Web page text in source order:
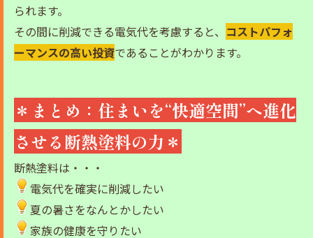
られます。
その間に削減できる電気代を考慮すると、 コストパフォ
ーマンスの高い投資であることがわかります。
＊まとめ：住まいを“快適空間”へ進化
させる断熱塗料の力＊
断熱塗料は・・・
電気代を確実に削減したい
夏の暑さをなんとかしたい
家族の健康を守りたい